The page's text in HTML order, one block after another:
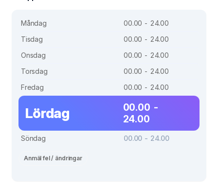
Måndag
00.00 - 24.00
Tisdag
00.00 - 24.00
Onsdag
00.00 - 24.00
Torsdag
00.00 - 24.00
Fredag
00.00 - 24.00
Lördag
00.00 -
24.00
Söndag 00.00 - 24.00
Anmäl fel / ändringar